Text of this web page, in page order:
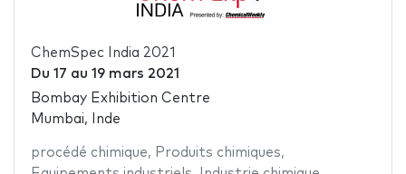
ChemSpec India 2021
Du 17 au 19 mars 2021
Bombay Exhibition Centre
Mumbai, Inde
procédé chimique, Produits chimiques,